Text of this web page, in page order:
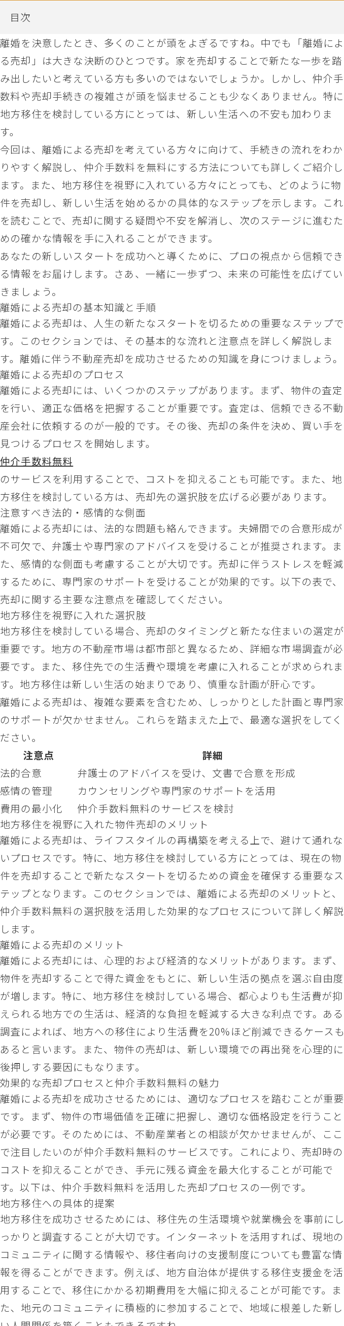
目次
離婚を決意したとき、多くのことが頭をよぎるですね。中でも「離婚によ
る売却」は大きな決断のひとつです。家を売却することで新たな一歩を踏
み出したいと考えている方も多いのではないでしょうか。しかし、仲介手
数料や売却手続きの複雑さが頭を悩ませることも少なくありません。特に
地方移住を検討している方にとっては、新しい生活への不安も加わりま
す。
今回は、離婚による売却を考えている方々に向けて、手続きの流れをわか
りやすく解説し、仲介手数料を無料にする方法についても詳しくご紹介し
ます。また、地方移住を視野に入れている方々にとっても、どのように物
件を売却し、新しい生活を始めるかの具体的なステップを示します。これ
を読むことで、売却に関する疑問や不安を解消し、次のステージに進むた
めの確かな情報を手に入れることができます。
あなたの新しいスタートを成功へと導くために、プロの視点から信頼でき
る情報をお届けします。さあ、一緒に一歩ずつ、未来の可能性を広げてい
きましょう。
離婚による売却の基本知識と手順
離婚による売却は、人生の新たなスタートを切るための重要なステップで
す。このセクションでは、その基本的な流れと注意点を詳しく解説しま
す。離婚に伴う不動産売却を成功させるための知識を身につけましょう。
離婚による売却のプロセス
離婚による売却には、いくつかのステップがあります。まず、物件の査定
を行い、適正な価格を把握することが重要です。査定は、信頼できる不動
産会社に依頼するのが一般的です。その後、売却の条件を決め、買い手を
見つけるプロセスを開始します。
仲介手数料無料
のサービスを利用することで、コストを抑えることも可能です。また、地
方移住を検討している方は、売却先の選択肢を広げる必要があります。
注意すべき法的・感情的な側面
離婚による売却には、法的な問題も絡んできます。夫婦間での合意形成が
不可欠で、弁護士や専門家のアドバイスを受けることが推奨されます。ま
た、感情的な側面も考慮することが大切です。売却に伴うストレスを軽減
するために、専門家のサポートを受けることが効果的です。以下の表で、
売却に関する主要な注意点を確認してください。
地方移住を視野に入れた選択肢
地方移住を検討している場合、売却のタイミングと新たな住まいの選定が
重要です。地方の不動産市場は都市部と異なるため、詳細な市場調査が必
要です。また、移住先での生活費や環境を考慮に入れることが求められま
す。地方移住は新しい生活の始まりであり、慎重な計画が肝心です。
離婚による売却は、複雑な要素を含むため、しっかりとした計画と専門家
のサポートが欠かせません。これらを踏まえた上で、最適な選択をしてく
ださい。
注意点
詳細
法的合意
弁護士のアドバイスを受け、文書で合意を形成
感情の管理
カウンセリングや専門家のサポートを活用
費用の最小化
仲介手数料無料のサービスを検討
地方移住を視野に入れた物件売却のメリット
離婚による売却は、ライフスタイルの再構築を考える上で、避けて通れな
いプロセスです。特に、地方移住を検討している方にとっては、現在の物
件を売却することで新たなスタートを切るための資金を確保する重要なス
テップとなります。このセクションでは、離婚による売却のメリットと、
仲介手数料無料の選択肢を活用した効果的なプロセスについて詳しく解説
します。
離婚による売却のメリット
離婚による売却には、心理的および経済的なメリットがあります。まず、
物件を売却することで得た資金をもとに、新しい生活の拠点を選ぶ自由度
が増します。特に、地方移住を検討している場合、都心よりも生活費が抑
えられる地方での生活は、経済的な負担を軽減する大きな利点です。ある
調査によれば、地方への移住により生活費を20%ほど削減できるケースも
あると言います。また、物件の売却は、新しい環境での再出発を心理的に
後押しする要因にもなります。
効果的な売却プロセスと仲介手数料無料の魅力
離婚による売却を成功させるためには、適切なプロセスを踏むことが重要
です。まず、物件の市場価値を正確に把握し、適切な価格設定を行うこと
が必要です。そのためには、不動産業者との相談が欠かせませんが、ここ
で注目したいのが仲介手数料無料のサービスです。これにより、売却時の
コストを抑えることができ、手元に残る資金を最大化することが可能で
す。以下は、仲介手数料無料を活用した売却プロセスの一例です。
地方移住への具体的提案
地方移住を成功させるためには、移住先の生活環境や就業機会を事前にし
っかりと調査することが大切です。インターネットを活用すれば、現地の
コミュニティに関する情報や、移住者向けの支援制度についても豊富な情
報を得ることができます。例えば、地方自治体が提供する移住支援金を活
用することで、移住にかかる初期費用を大幅に抑えることが可能です。ま
た、地元のコミュニティに積極的に参加することで、地域に根差した新し